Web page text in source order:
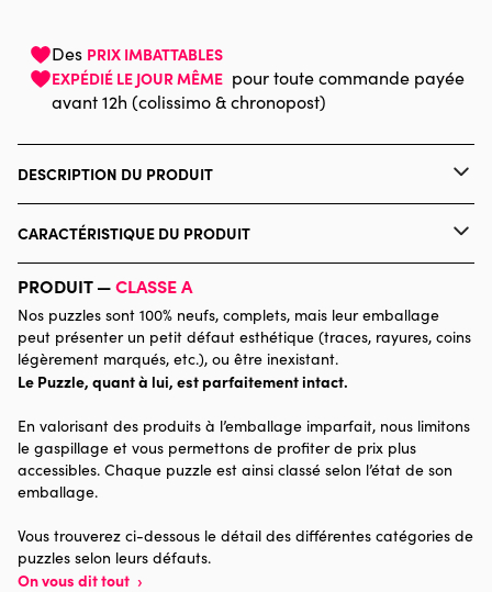
Des PRIX IMBATTABLES
EXPÉDIÉ LE JOUR MÊME pour toute commande payée
avant 12h (colissimo & chronopost)
DESCRIPTION DU PRODUIT
Dans Les Dents
CARACTÉRISTIQUE DU PRODUIT
Catégorie Puzzles - Villes et Villages
Age
à partir de 6 ans (50 à 100
Provenance Made in France
Dimensions
PRODUIT —CLASSE A
Nos puzzles sont 100% neufs, complets, mais leur emballage
peut présenter un petit défaut esthétique (traces, rayures, coins
légèrement marqués, etc.), ou être inexistant.
Le Puzzle, quant à lui, est parfaitement intact.
En valorisant des produits à l’emballage imparfait, nous limitons
le gaspillage et vous permettons de profiter de prix plus
accessibles. Chaque puzzle est ainsi classé selon l’état de son
emballage.
Vous trouverez ci-dessous le détail des différentes catégories de
puzzles selon leurs défauts.
On vous dit tout ›